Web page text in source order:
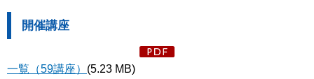
開催講座
一覧（59講座） (5.23 MB)